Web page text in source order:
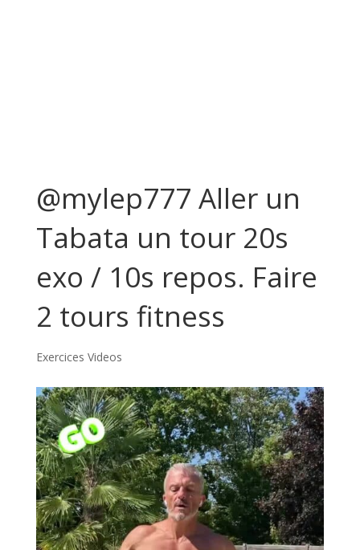
@mylep777 Aller un
Tabata un tour 20s
exo / 10s repos. Faire
2 tours fitness
Exercices Videos